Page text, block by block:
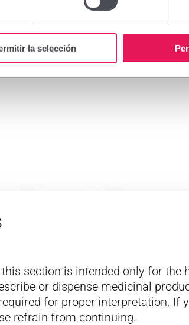
la selección
drugs
Skin care Pain management
section is intended only for the
or dispense medicinal
for proper interpretation. If
refrain from continuing.